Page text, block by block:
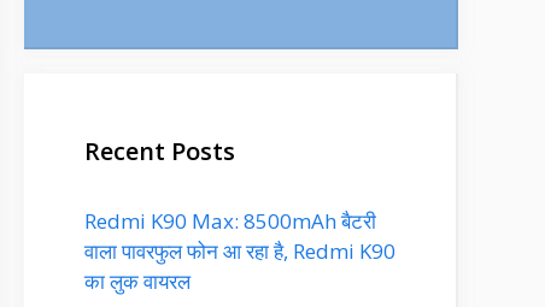
Recent Posts
Redmi K90 Max: 8500mAh बैटरी
वाला पावरफुल फोन आ रहा है, Redmi K90
का लुक वायरल